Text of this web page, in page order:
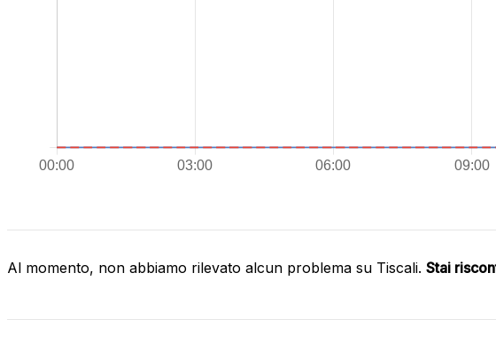
Al momento, non abbiamo rilevato alcun problema su Tiscali. Stai